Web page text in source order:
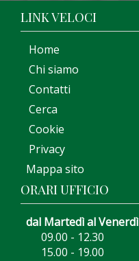
LINK VELOCI
Home
Chi siamo
Contatti
Cerca
Cookie
Privacy
Mappa sito
ORARI UFFICIO
dal Martedì al Venerdì
09.00 - 12.30
15.00 - 19.00